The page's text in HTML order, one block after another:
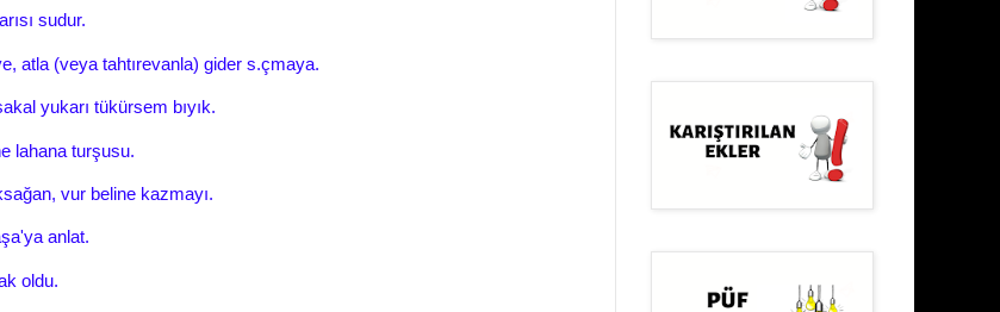
sudur.
atla (veya tahtırevanla) gider s.çmaya.
yukarı tükürsem bıyık.
lahana turşusu.
vur beline kazmayı.
anlat.
oldu.